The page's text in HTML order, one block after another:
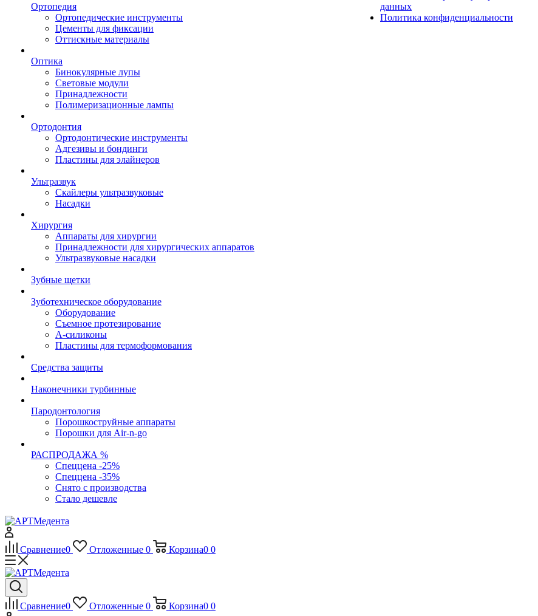
Ортопедия
Ортопедические инструменты
Цементы для фиксации
Оттискные материалы
Оптика
Бинокулярные лупы
Световые модули
Принадлежности
Полимеризационные лампы
Ортодонтия
Ортодонтические инструменты
Адгезивы и бондинги
Пластины для элайнеров
Ультразвук
Скайлеры ультразвуковые
Насадки
Хирургия
Аппараты для хирургии
Принадлежности для хирургических аппаратов
Ультразвуковые насадки
Зубные щетки
Зуботехническое оборудование
Оборудование
Съемное протезирование
А-силиконы
Пластины для термоформования
Средства защиты
Наконечники турбинные
Пародонтология
Порошкоструйные аппараты
Порошки для Air-n-go
РАСПРОДАЖА %
Спеццена -25%
Спеццена -35%
Снято с производства
Стало дешевле
данных
Политика конфиденциальности
Сравнение0 Отложенные 0 Корзина0 0
Сравнение0 Отложенные 0 Корзина0 0